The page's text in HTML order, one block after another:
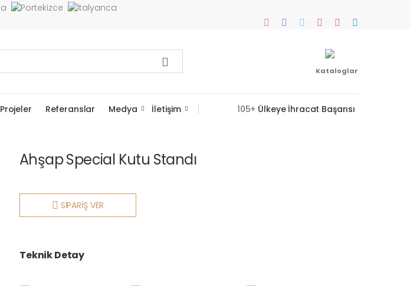
Kataloglar
Projeler Referanslar Medya İletişim 105+ Ülkeye İhracat Başarısı
Ahşap Special Kutu Standı
SİPARİŞ VER
Teknik Detay